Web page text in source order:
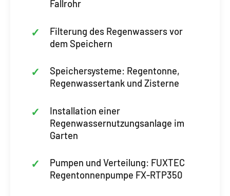
Fallrohr
Filterung des Regenwassers vor
dem Speichern
Speichersysteme: Regentonne,
Regenwassertank und Zisterne
Installation einer
Regenwassernutzungsanlage im
Garten
Pumpen und Verteilung: FUXTEC
Regentonnenpumpe FX-RTP350